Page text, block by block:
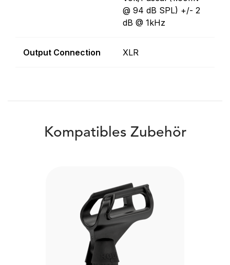
@ 94 dB SPL) +/- 2
dB @ 1kHz
Output Connection XLR
Kompatibles Zubehör